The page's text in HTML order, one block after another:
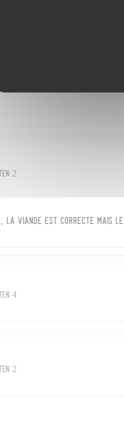
3
2
la viande est correcte mais
4
2